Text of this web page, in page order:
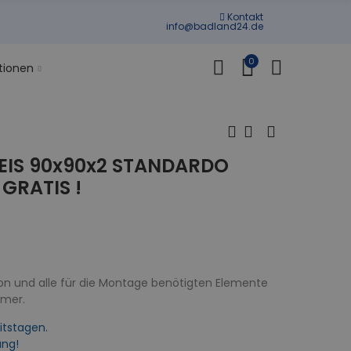
Kontakt
info@badland24.de
0
90x90x2 STANDARDO
!
und alle für die Montage benötigten Elemente